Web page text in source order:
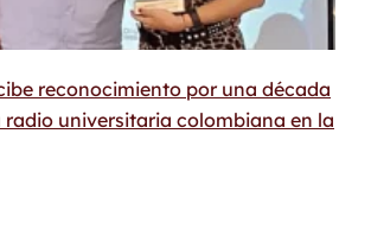
reconocimiento por una década
radio universitaria colombiana en la